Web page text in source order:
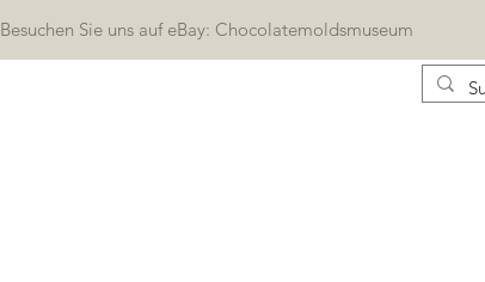
Besuchen Sie uns auf eBay: Chocolatemoldsmuseum